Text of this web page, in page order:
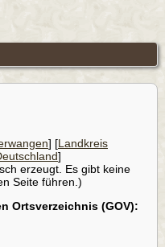
] [Landkreis
]
erzeugt. Es gibt keine
Seite führen.)
Ortsverzeichnis (GOV):